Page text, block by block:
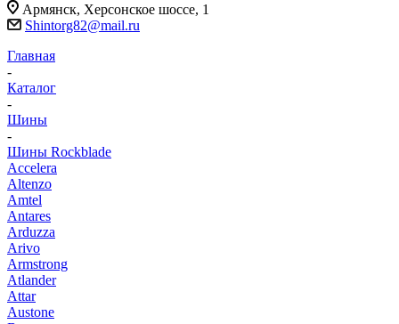
Армянск, Херсонское шоссе, 1
Shintorg82@mail.ru
Главная
-
Каталог
-
Шины
-
Шины Rockblade
Accelera
Altenzo
Amtel
Antares
Arduzza
Arivo
Armstrong
Atlander
Attar
Austone